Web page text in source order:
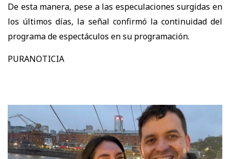
De esta manera, pese a las especulaciones surgidas en
los últimos días, la señal confirmó la continuidad del
programa de espectáculos en su programación.
PURANOTICIA